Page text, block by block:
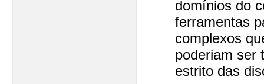
domínios do
ferramentas
complexos
poderiam ser
estrito das